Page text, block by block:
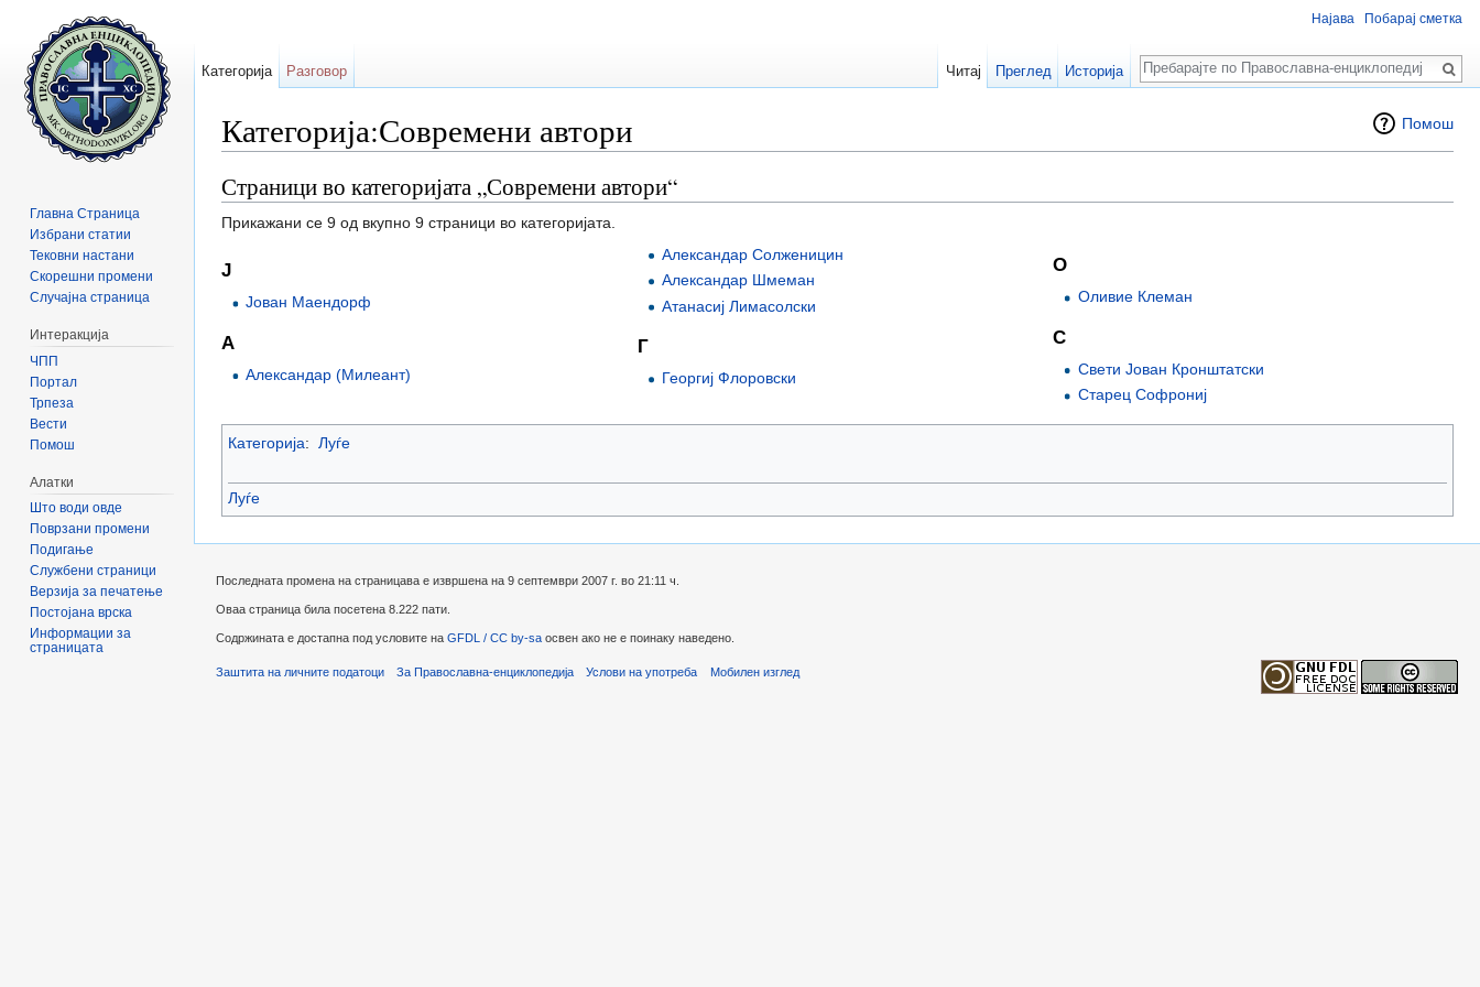
Помош
Категорија:Современи автори
Страници во категоријата „Современи автори“
Прикажани се 9 од вкупно 9 страници во категоријата.
Ј
Јован Маендорф
А
Александар (Милеант)
Александар Солженицин
Александар Шмеман
Атанасиј Лимасолски
Г
Георгиј Флоровски
О
Оливие Клеман
С
Свети Јован Кронштатски
Старец Софрониј
Категорија: Луѓе
Луѓе
Најава Побарај сметка
Категорија Разговор Читај Преглед Историја
Пребарај
Главна Страница
Избрани статии
Тековни настани
Скорешни промени
Случајна страница
Интеракција
ЧПП
Портал
Трпеза
Вести
Помош
Алатки
Што води овде
Поврзани промени
Подигање
Службени страници
Верзија за печатење
Постојана врска
Информации за
страницата
Последната промена на страницава е извршена на 9 септември 2007 г. во 21:11 ч.
Оваа страница била посетена 8.222 пати.
Содржината е достапна под условите на GFDL / CC by-sa освен ако не е поинаку наведено.
Заштита на личните податоци За Православна-енциклопедија Услови на употреба Мобилен изглед